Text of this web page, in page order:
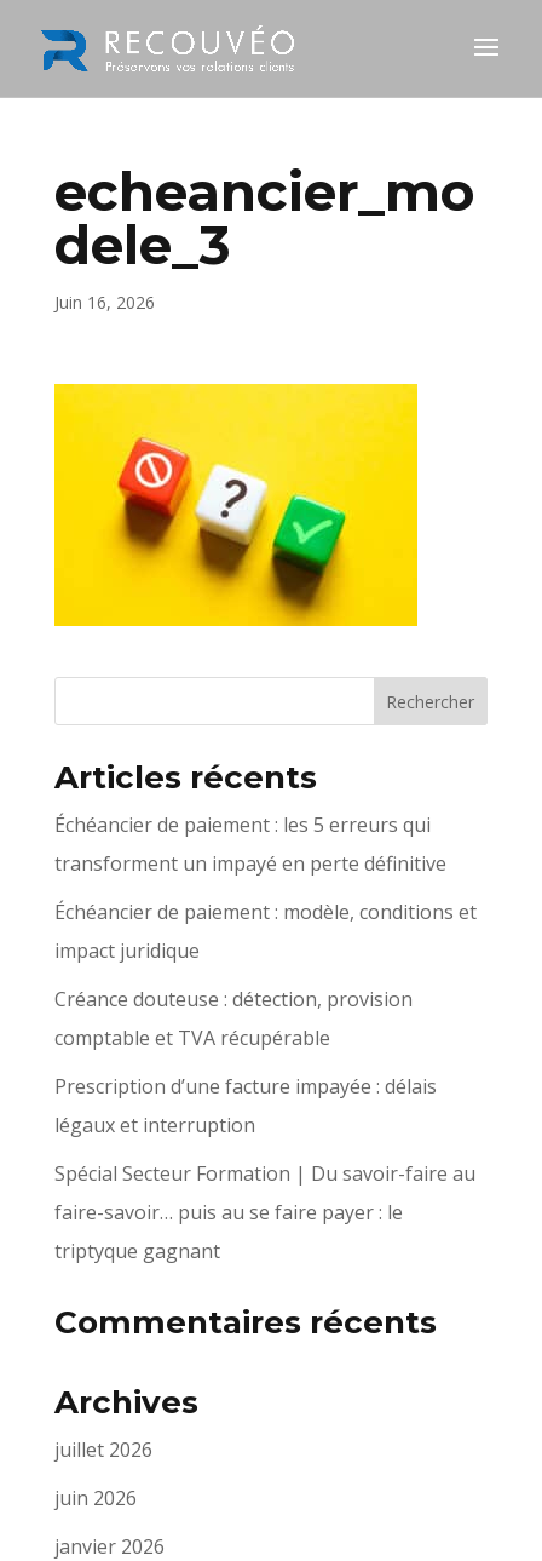
echeancier_mo
dele_3
Juin 16, 2026
Articles récents
Échéancier de paiement : les 5 erreurs qui
transforment un impayé en perte définitive
Échéancier de paiement : modèle, conditions et
impact juridique
Créance douteuse : détection, provision
comptable et TVA récupérable
Prescription d’une facture impayée : délais
légaux et interruption
Spécial Secteur Formation | Du savoir-faire au
faire-savoir… puis au se faire payer : le
triptyque gagnant
Commentaires récents
Archives
juillet 2026
juin 2026
janvier 2026